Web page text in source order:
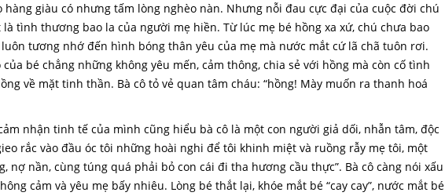
giàu có nhưng tấm lòng nghèo nàn. Nhưng nỗi đau cực đại của cuộc đời chú
tình thương bao la của người mẹ hiền. Từ lúc mẹ bé hồng xa xứ, chú chưa bao
tương nhớ đến hình bóng thân yêu của mẹ mà nước mắt cứ lã chã tuôn rơi.
bé chẳng những không yêu mến, cảm thông, chia sẻ với hồng mà còn cố tình
về mặt tinh thần. Bà cô tỏ vẻ quan tâm cháu: “hồng! Mày muốn ra thanh hoá
nhận tinh tế của mình cũng hiểu bà cô là một con người giả dối, nhẫn tâm, độc
rắc vào đầu óc tôi những hoài nghi để tôi khinh miệt và ruồng rẫy mẹ tôi, một
nợ nần, cùng túng quá phải bỏ con cái đi tha hương cầu thực”. Bà cô càng nói xấu
cảm và yêu mẹ bấy nhiêu. Lòng bé thắt lại, khóe mắt bé “cay cay”, nước mắt bé